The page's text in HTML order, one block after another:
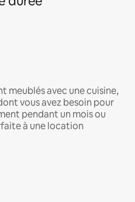
meublés avec une cuisine,
vous avez besoin pour
pendant un mois ou
à une location